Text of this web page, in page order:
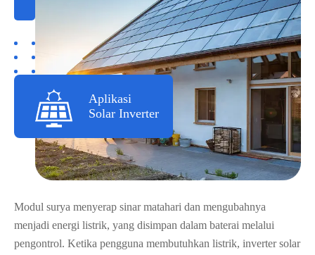
Aplikasi
Solar Inverter
Modul surya menyerap sinar matahari dan mengubahnya
menjadi energi listrik, yang disimpan dalam baterai melalui
pengontrol. Ketika pengguna membutuhkan listrik, inverter solar